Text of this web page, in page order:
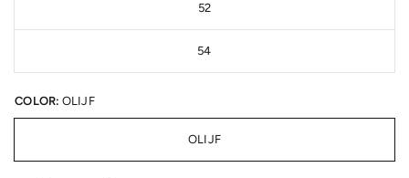
52
54
COLOR: OLIJF
OLIJF